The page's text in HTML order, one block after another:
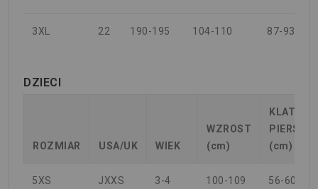
3XL 22 190-195 104-110 87-93
DZIECI
ROZMIAR USA/UK WIEK
WZROST
(cm)
KLATKA
(cm)
5XS JXXS
3-4
100-109 56-60